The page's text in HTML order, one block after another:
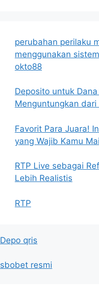
perubahan perilaku
menggunakan
okto88
Deposito untuk
Menguntungkan dari
Favorit Para Juara!
yang Wajib Kamu
RTP Live sebagai
Lebih Realistis
RTP
Depo qris
sbobet resmi